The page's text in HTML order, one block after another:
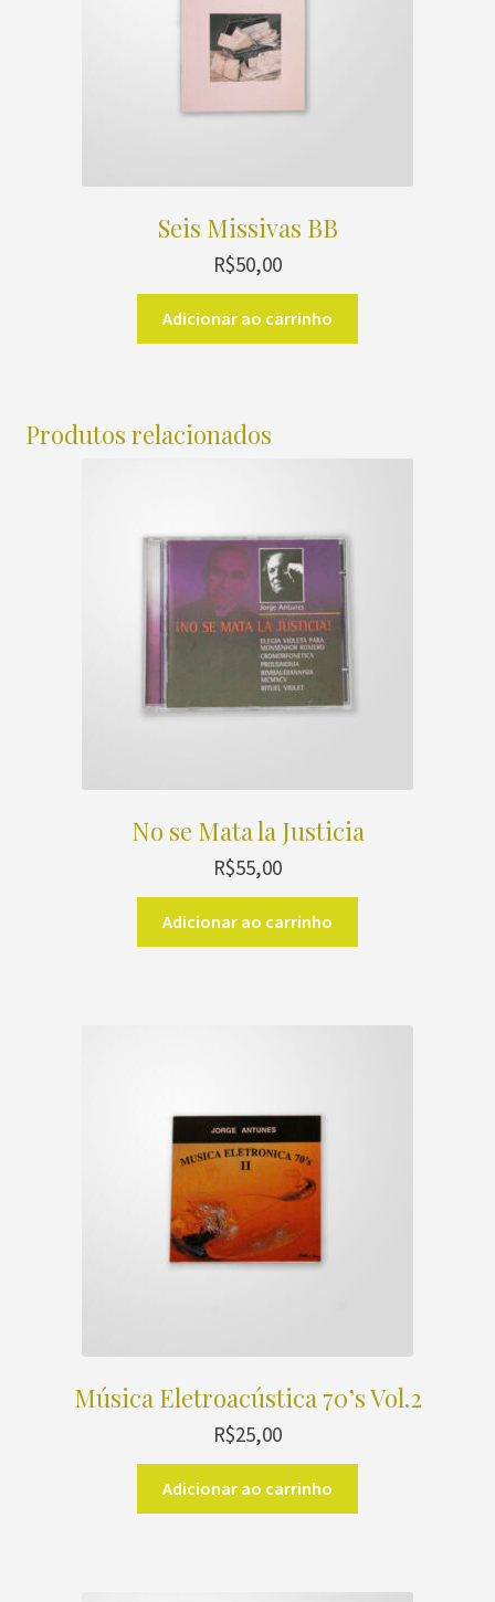
Seis Missivas BB
R$50,00
Adicionar ao carrinho
Produtos relacionados
No se Mata la Justicia
R$55,00
Adicionar ao carrinho
Música Eletroacústica 70’s Vol.2
R$25,00
Adicionar ao carrinho